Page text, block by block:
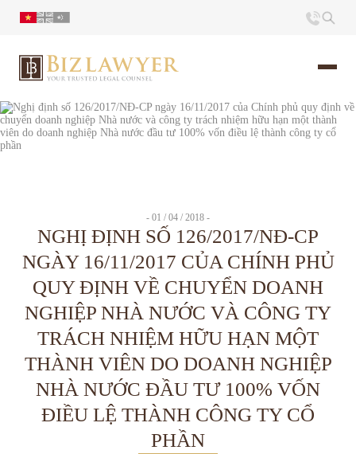
Trang chủ
Tin Tức
Liên hệ
- 01 / 04 / 2018 -
NGHỊ ĐỊNH SỐ 126/2017/NĐ-CP
NGÀY 16/11/2017 CỦA CHÍNH PHỦ
QUY ĐỊNH VỀ CHUYỂN DOANH
NGHIỆP NHÀ NƯỚC VÀ CÔNG TY
TRÁCH NHIỆM HỮU HẠN MỘT
THÀNH VIÊN DO DOANH NGHIỆP
NHÀ NƯỚC ĐẦU TƯ 100% VỐN
ĐIỀU LỆ THÀNH CÔNG TY CỔ
PHẦN